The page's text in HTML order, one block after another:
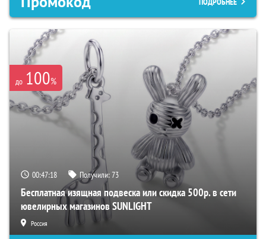
до 100%
00:47:17 Получили:73
Бесплатная изящная подвеска или скидка 500р. в сети
ювелирных магазинов SUNLIGHT
Россия